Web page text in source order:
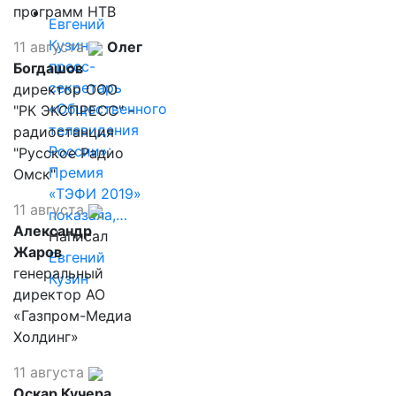
Евгений
Кузин,
пресс-
секретарь
«Общественного
телевидения
России»:
Премия
«ТЭФИ 2019»
показала,…
Написал
Евгений
Кузин
программ НТВ
11 августа
Олег
Богдашов
директор ООО
"РК ЭКСПРЕСС" -
радиостанция
"Русское Радио
Омск"
11 августа
Александр
Жаров
генеральный
директор АО
«Газпром-Медиа
Холдинг»
11 августа